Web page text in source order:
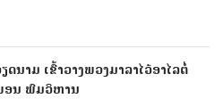
າມ ເຂົ້າວາງພວງມາລາໄວ້ອາໄລຕໍ່
ອນ ພົມວິຫານ